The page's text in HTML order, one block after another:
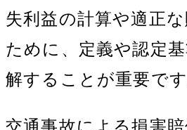
失利益の計算や適正
ために、定義や認定
解することが重要です